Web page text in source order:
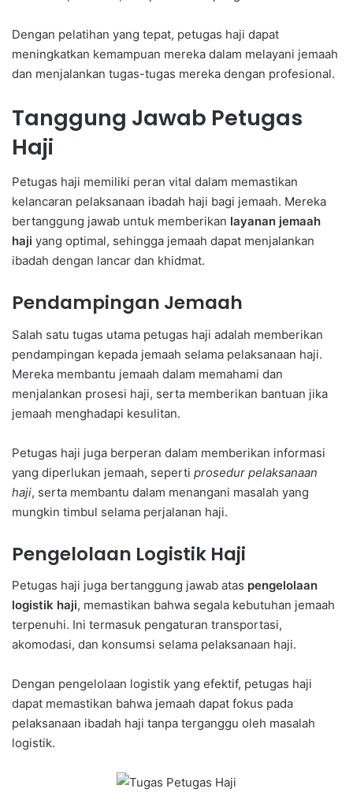
Dengan pelatihan yang tepat, petugas haji dapat
meningkatkan kemampuan mereka dalam melayani jemaah
dan menjalankan tugas-tugas mereka dengan profesional.
Tanggung Jawab Petugas
Haji
Petugas haji memiliki peran vital dalam memastikan
kelancaran pelaksanaan ibadah haji bagi jemaah. Mereka
bertanggung jawab untuk memberikan layanan jemaah
haji yang optimal, sehingga jemaah dapat menjalankan
ibadah dengan lancar dan khidmat.
Pendampingan Jemaah
Salah satu tugas utama petugas haji adalah memberikan
pendampingan kepada jemaah selama pelaksanaan haji.
Mereka membantu jemaah dalam memahami dan
menjalankan prosesi haji, serta memberikan bantuan jika
jemaah menghadapi kesulitan.
Petugas haji juga berperan dalam memberikan informasi
yang diperlukan jemaah, seperti prosedur pelaksanaan
haji, serta membantu dalam menangani masalah yang
mungkin timbul selama perjalanan haji.
Pengelolaan Logistik Haji
Petugas haji juga bertanggung jawab atas pengelolaan
logistik haji, memastikan bahwa segala kebutuhan jemaah
terpenuhi. Ini termasuk pengaturan transportasi,
akomodasi, dan konsumsi selama pelaksanaan haji.
Dengan pengelolaan logistik yang efektif, petugas haji
dapat memastikan bahwa jemaah dapat fokus pada
pelaksanaan ibadah haji tanpa terganggu oleh masalah
logistik.